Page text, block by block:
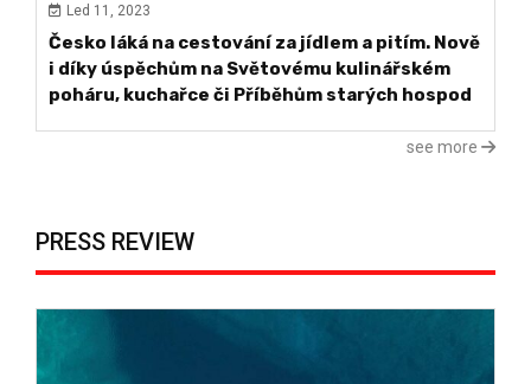
Led 11, 2023
Česko láká na cestování za jídlem a pitím. Nově
i díky úspěchům na Světovému kulinářském
poháru, kuchařce či Příběhům starých hospod
see more
PRESS REVIEW